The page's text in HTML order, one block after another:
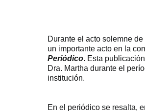
Durante el acto solemne
un importante acto en la
Periódico. Esta
Dra. Martha durante el
institución.
En el periódico se resalta,